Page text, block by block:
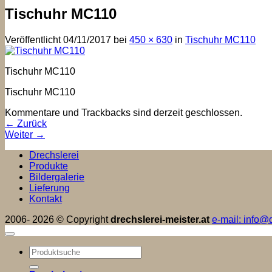
Tischuhr MC110
Veröffentlicht04/11/2017 bei 450 × 630 in Tischuhr MC110
Tischuhr MC110
Tischuhr MC110
Kommentare und Trackbacks sind derzeit geschlossen.
← Zurück
Weiter →
Drechslerei
Produkte
Bildergalerie
Lieferung
Kontakt
2006- 2026 © Copyrightdrechslerei-meister.at e-mail:
Suchen
nach: